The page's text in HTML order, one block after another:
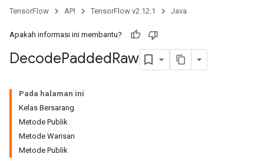
TensorFlow API TensorFlow v2.12.1 Java
Apakah informasi ini membantu?
DecodePaddedRaw
Pada halaman ini
Kelas Bersarang
Metode Publik
Metode Warisan
Metode Publik